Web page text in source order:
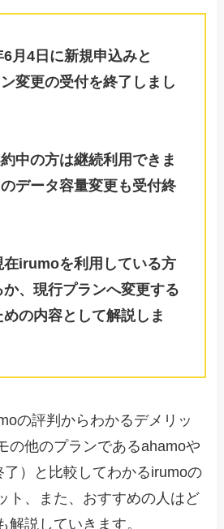
月4日に新規申込みと
変更の受付を終了しまし
中の方は継続利用できま
データ容量変更も受付終
在irumoを利用している方
、現行プランへ変更する
の内容として解説しま
の評判からわかるデメリッ
の他のプランであるahamoや
）と比較してわかるirumoの
ト、また、おすすめの人はど
解説していきます。